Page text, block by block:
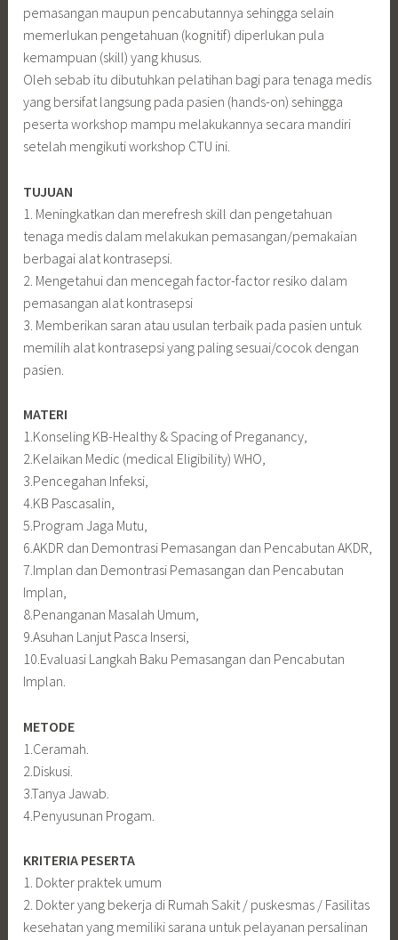
pemasangan maupun pencabutannya sehingga selain
memerlukan pengetahuan (kognitif) diperlukan pula
kemampuan (skill) yang khusus.
Oleh sebab itu dibutuhkan pelatihan bagi para tenaga medis
yang bersifat langsung pada pasien (hands-on) sehingga
peserta workshop mampu melakukannya secara mandiri
setelah mengikuti workshop CTU ini.
TUJUAN
1. Meningkatkan dan merefresh skill dan pengetahuan
tenaga medis dalam melakukan pemasangan/pemakaian
berbagai alat kontrasepsi.
2. Mengetahui dan mencegah factor-factor resiko dalam
pemasangan alat kontrasepsi
3. Memberikan saran atau usulan terbaik pada pasien untuk
memilih alat kontrasepsi yang paling sesuai/cocok dengan
pasien.
MATERI
1.Konseling KB-Healthy & Spacing of Preganancy,
2.Kelaikan Medic (medical Eligibility) WHO,
3.Pencegahan Infeksi,
4.KB Pascasalin,
5.Program Jaga Mutu,
6.AKDR dan Demontrasi Pemasangan dan Pencabutan AKDR,
7.Implan dan Demontrasi Pemasangan dan Pencabutan
Implan,
8.Penanganan Masalah Umum,
9.Asuhan Lanjut Pasca Insersi,
10.Evaluasi Langkah Baku Pemasangan dan Pencabutan
Implan.
METODE
1.Ceramah.
2.Diskusi.
3.Tanya Jawab.
4.Penyusunan Progam.
KRITERIA PESERTA
1. Dokter praktek umum
2. Dokter yang bekerja di Rumah Sakit / puskesmas / Fasilitas
kesehatan yang memiliki sarana untuk pelayanan persalinan